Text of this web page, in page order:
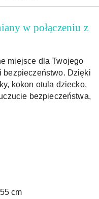
w połączeniu z
miejsce dla Twojego
bezpieczeństwo. Dzięki
kokon otula dziecko,
bezpieczeństwa,
cm